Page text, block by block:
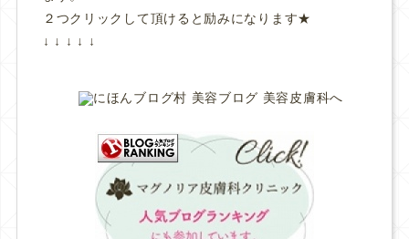
２つクリックして頂けると励みになります★
↓ ↓ ↓ ↓ ↓